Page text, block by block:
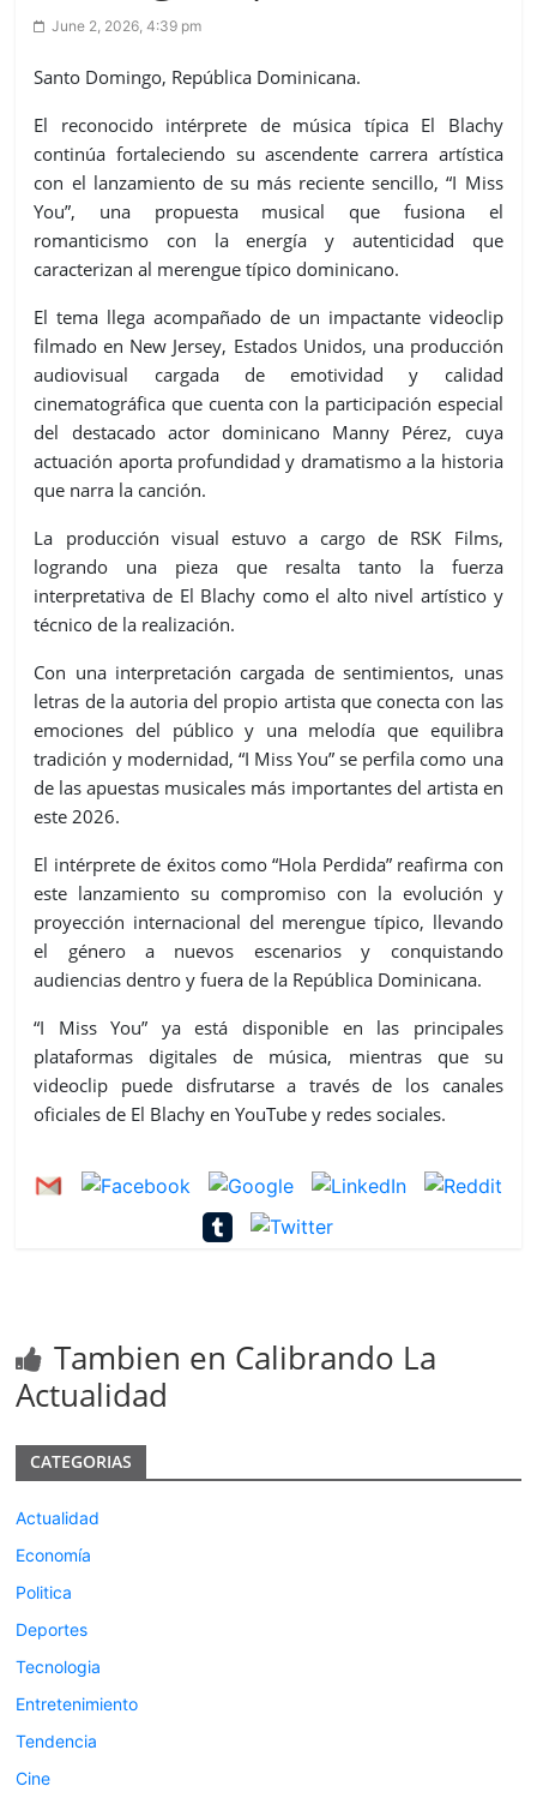
June 2, 2026, 4:39 pm
Santo Domingo, República Dominicana.
El reconocido intérprete de música típica El Blachy
continúa fortaleciendo su ascendente carrera artística
con el lanzamiento de su más reciente sencillo, “I Miss
You”, una propuesta musical que fusiona el
romanticismo con la energía y autenticidad que
caracterizan al merengue típico dominicano.
El tema llega acompañado de un impactante videoclip
filmado en New Jersey, Estados Unidos, una producción
audiovisual cargada de emotividad y calidad
cinematográfica que cuenta con la participación especial
del destacado actor dominicano Manny Pérez, cuya
actuación aporta profundidad y dramatismo a la historia
que narra la canción.
La producción visual estuvo a cargo de RSK Films,
logrando una pieza que resalta tanto la fuerza
interpretativa de El Blachy como el alto nivel artístico y
técnico de la realización.
Con una interpretación cargada de sentimientos, unas
letras de la autoria del propio artista que conecta con las
emociones del público y una melodía que equilibra
tradición y modernidad, “I Miss You” se perfila como una
de las apuestas musicales más importantes del artista en
este 2026.
El intérprete de éxitos como “Hola Perdida” reafirma con
este lanzamiento su compromiso con la evolución y
proyección internacional del merengue típico, llevando
el género a nuevos escenarios y conquistando
audiencias dentro y fuera de la República Dominicana.
“I Miss You” ya está disponible en las principales
plataformas digitales de música, mientras que su
videoclip puede disfrutarse a través de los canales
oficiales de El Blachy en YouTube y redes sociales.
Tambien en Calibrando La
Actualidad
CATEGORIAS
Actualidad
Economía
Politica
Deportes
Tecnologia
Entretenimiento
Tendencia
Cine